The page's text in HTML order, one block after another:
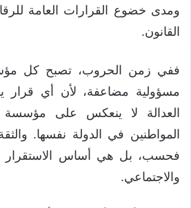
ومدى خضوع القرارات العامة
القانون.
ففي زمن الحروب، تصبح كل
مسؤولية مضاعفة، لأن أي قرار
العدالة لا ينعكس على مؤسسة
المواطنين في الدولة نفسها.
فحسب، بل هي أساس الاستقرار
والاجتماعي.